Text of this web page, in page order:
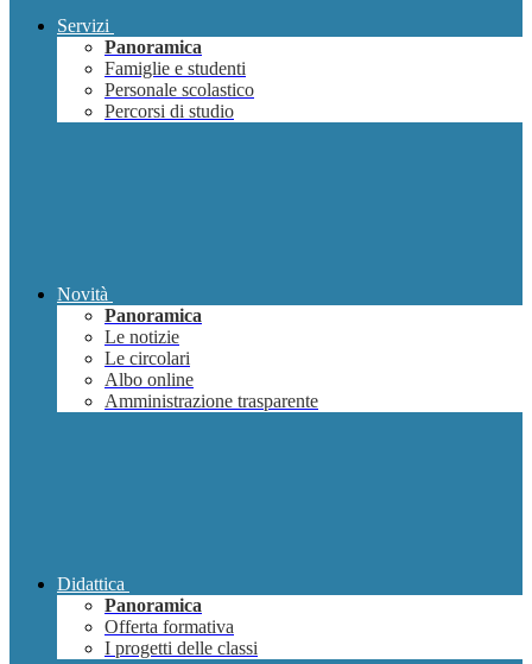
Servizi
Panoramica
Famiglie e studenti
Personale scolastico
Percorsi di studio
Novità
Panoramica
Le notizie
Le circolari
Albo online
Amministrazione trasparente
Didattica
Panoramica
Offerta formativa
I progetti delle classi